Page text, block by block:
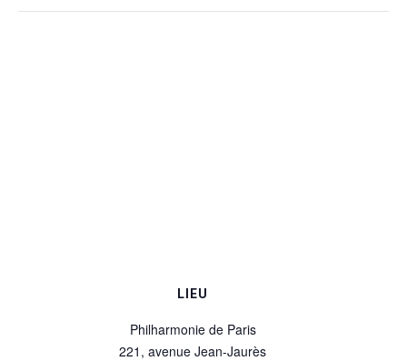
LIEU
Philharmonie de Paris
221, avenue Jean-Jaurès